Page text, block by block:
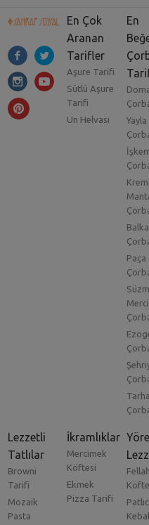
En Çok
Aranan
Tarifler
Aşure Tarifi
Sütlü Aşure
Tarifi
Un Helvası
En
Yayla
Paça
Lezzetli
Tatlılar
Browni
Tarifi
Mozaik
Pasta
İkramlıklar
Mercimek
Köftesi
Ekmek
Pizza Tarifi
Fellah